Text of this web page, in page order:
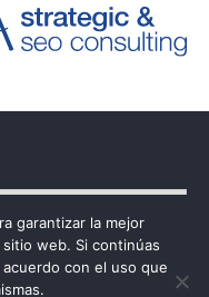
garantizar la mejor
web. Si continúas
con el uso que